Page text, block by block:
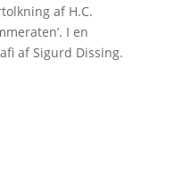
af H.C.
I en
af Sigurd Dissing.